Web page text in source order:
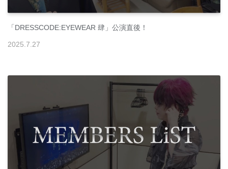
「DRESSCODE:EYEWEAR 肆」公演直後！
2025 7 27